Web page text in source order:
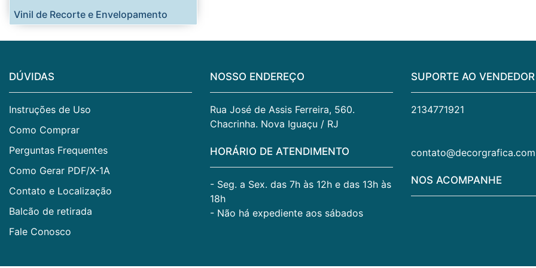
Vinil de Recorte e Envelopamento
DÚVIDAS
Instruções de Uso
Como Comprar
Perguntas Frequentes
Como Gerar PDF/X-1A
Contato e Localização
Balcão de retirada
Fale Conosco
NOSSO ENDEREÇO
Rua José de Assis Ferreira, 560.
Chacrinha. Nova Iguaçu / RJ
HORÁRIO DE ATENDIMENTO
- Seg. a Sex. das 7h às 12h e das 13h às
18h
- Não há expediente aos sábados
SUPORTE AO VENDEDOR
2134771921
NOS ACOMPANHE